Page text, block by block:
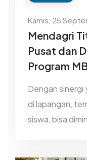
Kamis, 25
Mendagri
Pusat dan
Program
Dengan sinergi
di lapangan,
siswa, bisa